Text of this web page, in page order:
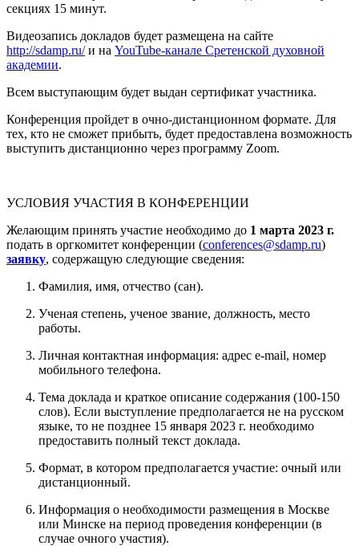
секциях 15 минут.
Видеозапись докладов будет размещена на сайте
http://sdamp.ru/и на YouTube-канале Сретенской духовной
академии.
Всем выступающим будет выдан сертификат участника.
Конференция пройдет в очно-дистанционном формате. Для
тех, кто не сможет прибыть, будет предоставлена возможность
выступить дистанционно через программу Zoom.
УСЛОВИЯ УЧАСТИЯ В КОНФЕРЕНЦИИ
Желающим принять участие необходимо до 1 марта 2023 г.
подать в оргкомитет конференции (conferences@sdamp.ru)
заявку, содержащую следующие сведения:
Фамилия, имя, отчество (сан).
Ученая степень, ученое звание, должность, место
работы.
Личная контактная информация: адрес e-mail, номер
мобильного телефона.
Тема доклада и краткое описание содержания (100-150
слов). Если выступление предполагается не на русском
языке, то не позднее 15 января 2023 г. необходимо
предоставить полный текст доклада.
Формат, в котором предполагается участие: очный или
дистанционный.
Информация о необходимости размещения в Москве
или Минске на период проведения конференции (в
случае очного участия).